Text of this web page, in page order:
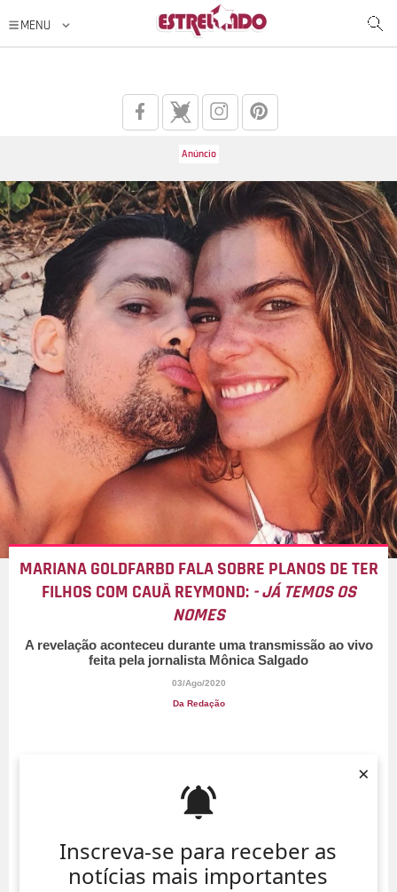
Inscreva-se para receber as
notícias mais importantes
×
MARIANA GOLDFARBD FALA SOBRE PLANOS DE TER
FILHOS COM CAUÃ REYMOND: - JÁ TEMOS OS
NOMES
A revelação aconteceu durante uma transmissão ao vivo
feita pela jornalista Mônica Salgado
03/Ago/2020
Da Redação